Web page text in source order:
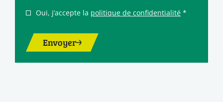
Oui, j’accepte la politique de confidentialité *
Envoyer